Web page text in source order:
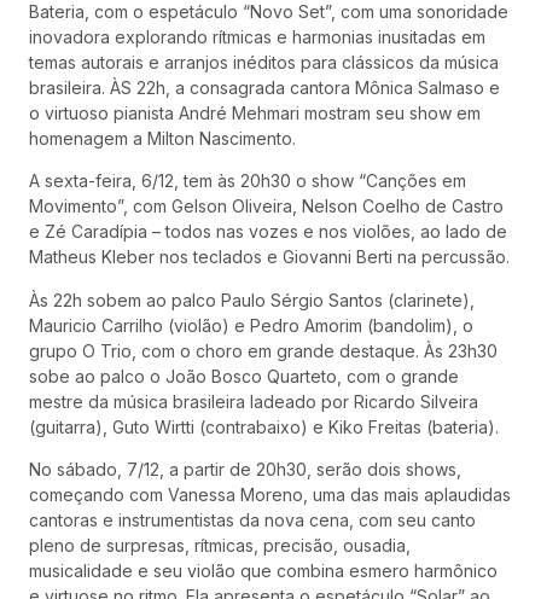
Bateria, com o espetáculo “Novo Set”, com uma sonoridade
inovadora explorando rítmicas e harmonias inusitadas em
temas autorais e arranjos inéditos para clássicos da música
brasileira. ÀS 22h, a consagrada cantora Mônica Salmaso e
o virtuoso pianista André Mehmari mostram seu show em
homenagem a Milton Nascimento.
A sexta-feira, 6/12, tem às 20h30 o show “Canções em
Movimento”, com Gelson Oliveira, Nelson Coelho de Castro
e Zé Caradípia – todos nas vozes e nos violões, ao lado de
Matheus Kleber nos teclados e Giovanni Berti na percussão.
Às 22h sobem ao palco Paulo Sérgio Santos (clarinete),
Mauricio Carrilho (violão) e Pedro Amorim (bandolim), o
grupo O Trio, com o choro em grande destaque. Às 23h30
sobe ao palco o João Bosco Quarteto, com o grande
mestre da música brasileira ladeado por Ricardo Silveira
(guitarra), Guto Wirtti (contrabaixo) e Kiko Freitas (bateria).
No sábado, 7/12, a partir de 20h30, serão dois shows,
começando com Vanessa Moreno, uma das mais aplaudidas
cantoras e instrumentistas da nova cena, com seu canto
pleno de surpresas, rítmicas, precisão, ousadia,
musicalidade e seu violão que combina esmero harmônico